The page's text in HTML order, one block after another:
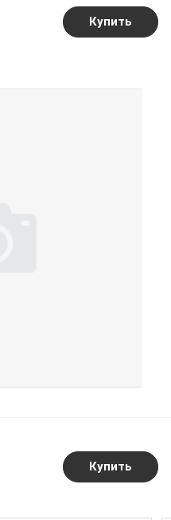
Купить
Купить